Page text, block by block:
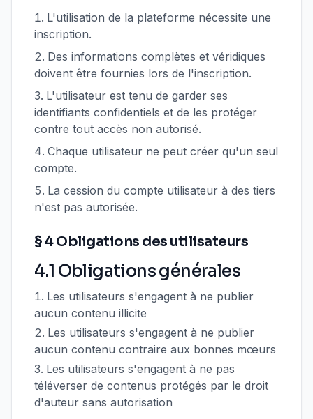
L'utilisation de la plateforme nécessite une
inscription.
Des informations complètes et véridiques
doivent être fournies lors de l'inscription.
L'utilisateur est tenu de garder ses
identifiants confidentiels et de les protéger
contre tout accès non autorisé.
Chaque utilisateur ne peut créer qu'un seul
compte.
La cession du compte utilisateur à des tiers
n'est pas autorisée.
§ 4 Obligations des utilisateurs
4.1 Obligations générales
Les utilisateurs s'engagent à ne publier
aucun contenu illicite
Les utilisateurs s'engagent à ne publier
aucun contenu contraire aux bonnes mœurs
Les utilisateurs s'engagent à ne pas
téléverser de contenus protégés par le droit
d'auteur sans autorisation